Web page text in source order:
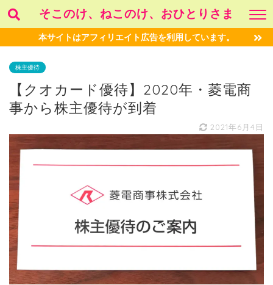
そこのけ、ねこのけ、おひとりさま
本サイトはアフィリエイト広告を利用しています。
株主優待
【クオカード優待】2020年・菱電商
事から株主優待が到着
2021年6月4日